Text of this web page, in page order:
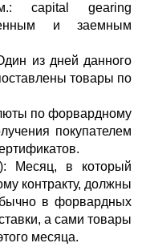
capital gearing
и заемным
из дней данного
товары по
по форвардному
покупателем
Месяц, в который
контракту, должны
в форвардных
а сами товары
месяца.